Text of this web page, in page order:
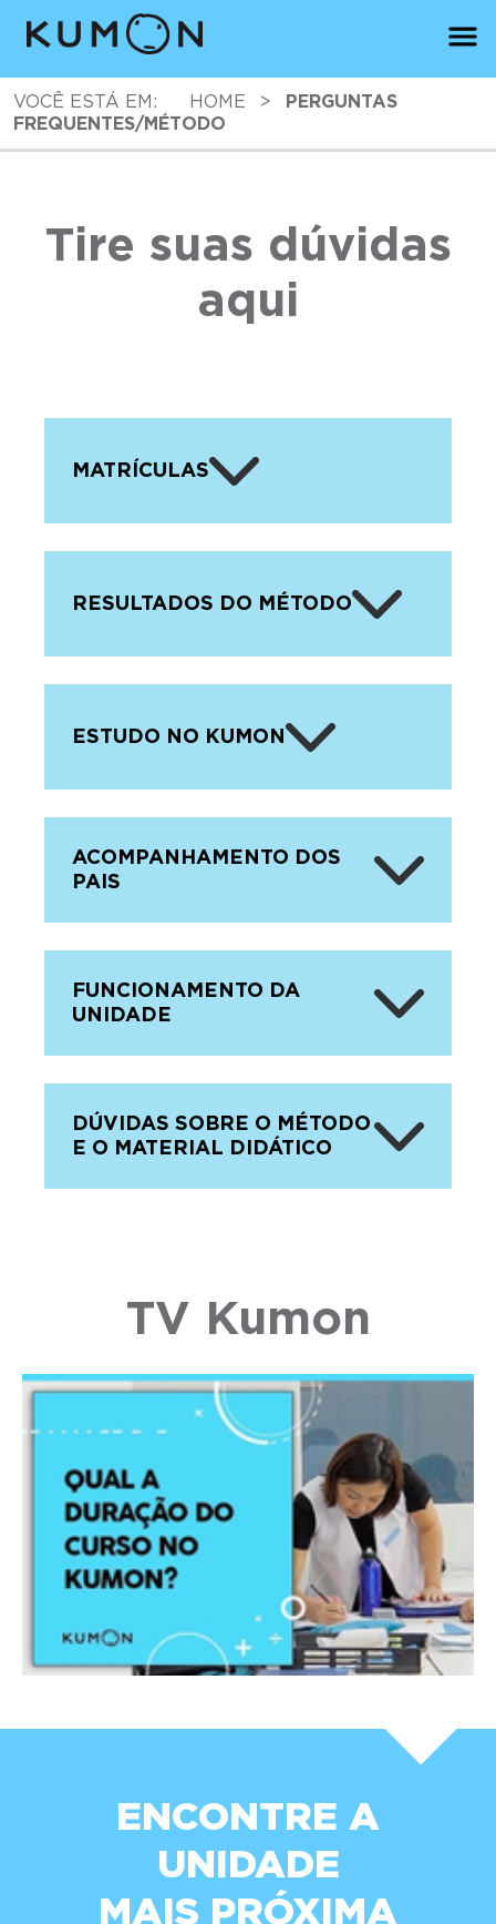
VOCÊ ESTÁ EM: HOME >
PERGUNTAS
FREQUENTES/MÉTODO
Tire suas dúvidas
aqui
MATRÍCULAS
RESULTADOS DO MÉTODO
ESTUDO NO KUMON
ACOMPANHAMENTO DOS
PAIS
FUNCIONAMENTO DA
UNIDADE
DÚVIDAS SOBRE O MÉTODO
E O MATERIAL DIDÁTICO
TV Kumon
ENCONTRE A
UNIDADE
MAIS PRÓXIMA